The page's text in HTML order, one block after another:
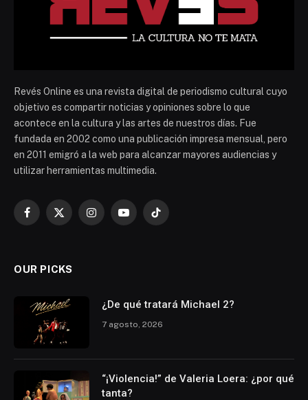
Revés Online es una revista digital de periodismo cultural cuyo
objetivo es compartir noticias y opiniones sobre lo que
acontece en la cultura y las artes de nuestros días. Fue
fundada en 2002 como una publicación impresa mensual, pero
en 2011 emigró a la web para alcanzar mayores audiencias y
utilizar herramientas multimedia.
Facebook
X
InstagramYouTubeTikTok
OUR PICKS
¿De qué tratará Michael 2?
7 agosto, 2026
“¡Violencia!” de Valeria Loera: ¿por qué
tanta?